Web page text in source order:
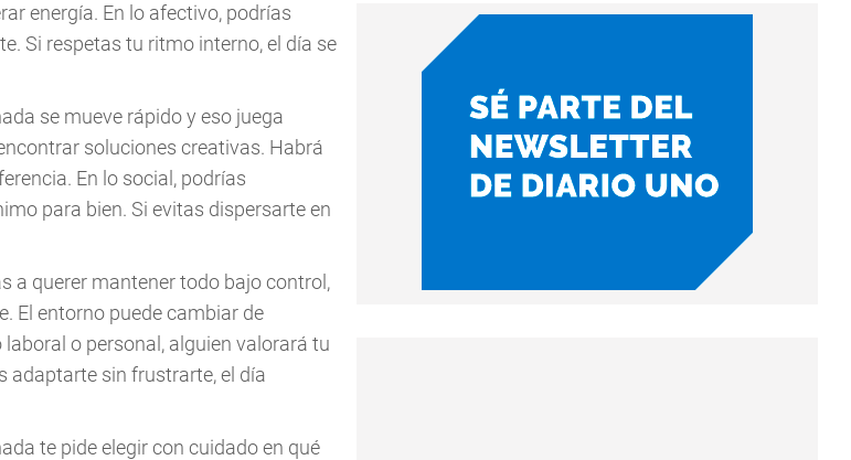
energía. En lo afectivo, podrías
Si respetas tu ritmo interno, el día se
se mueve rápido y eso juega
soluciones creativas. Habrá
En lo social, podrías
para bien. Si evitas dispersarte en
a querer mantener todo bajo control,
El entorno puede cambiar de
o personal, alguien valorará tu
adaptarte sin frustrarte, el día
te pide elegir con cuidado en qué